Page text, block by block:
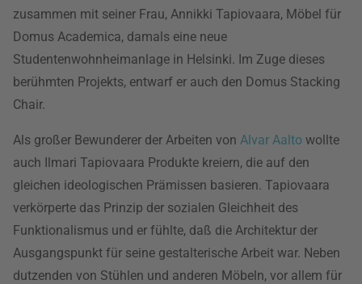
zusammen mit seiner Frau, Annikki Tapiovaara, Möbel für
Domus Academica, damals eine neue
Studentenwohnheimanlage in Helsinki. Im Zuge dieses
berühmten Projekts, entwarf er auch den Domus Stacking
Chair.
Als großer Bewunderer der Arbeiten von Alvar Aalto wollte
auch Ilmari Tapiovaara Produkte kreiern, die auf den
gleichen ideologischen Prämissen basieren. Tapiovaara
verkörperte das Prinzip der sozialen Gleichheit des
Funktionalismus und er fühlte, daß die Architektur der
Ausgangspunkt für seine gestalterische Arbeit war. Neben
dutzenden von Stühlen und anderen Möbeln, vor allem für